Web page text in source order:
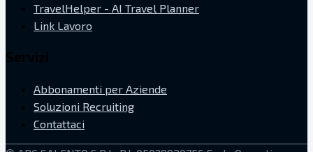
TravelHelper - AI Travel Planner
Link Lavoro
Abbonamenti per Aziende
Soluzioni Recruiting
Contattaci